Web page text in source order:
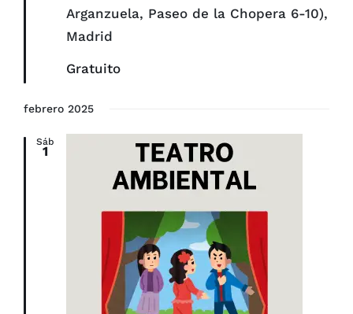
Arganzuela, Paseo de la Chopera 6-10),
Madrid
Gratuito
febrero 2025
Sáb
1